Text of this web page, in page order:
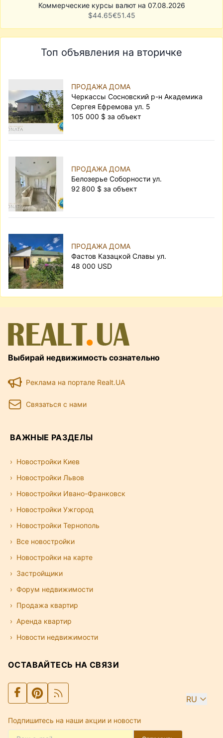
Коммерческие курсы валют на 07.08.2026
$44.65€51.45
Топ объявления на вторичке
ПРОДАЖА ДОМА
Черкассы Сосновский р-н Академика
Сергея Ефремова ул. 5
105 000 $ за объект
ПРОДАЖА ДОМА
Белозерье Соборности ул.
92 800 $ за объект
ПРОДАЖА ДОМА
Фастов Казацкой Славы ул.
48 000 USD
Выбирай недвижимость сознательно
Реклама на портале Realt.UA
Связаться с нами
ВАЖНЫЕ РАЗДЕЛЫ
Новостройки Киев
Новостройки Львов
Новостройки Ивано-Франковск
Новостройки Ужгород
Новостройки Тернополь
Все новостройки
Новостройки на карте
Застройщики
Форум недвижимости
Продажа квартир
Аренда квартир
Новости недвижимости
ОСТАВАЙТЕСЬ НА СВЯЗИ
RU
Подпишитесь на наши акции и новости